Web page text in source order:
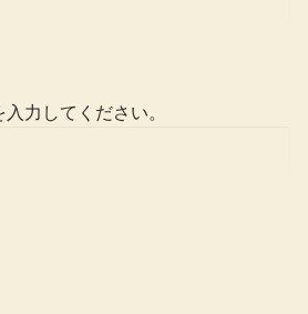
力してください。